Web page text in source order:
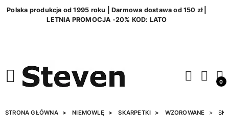
Polska produkcja od 1995 roku | Darmowa dostawa od 150 zł |
LETNIA PROMOCJA -20% KOD: LATO
0
STRONA GŁÓWNA NIEMOWLĘ SKARPETKI WZOROWANE